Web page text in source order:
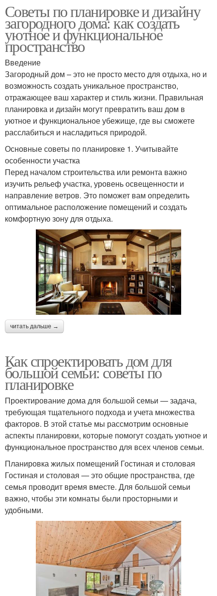
Советы по планировке и дизайну
загородного дома: как создать
уютное и функциональное
пространство
Введение
Загородный дом – это не просто место для отдыха, но и
возможность создать уникальное пространство,
отражающее ваш характер и стиль жизни. Правильная
планировка и дизайн могут превратить ваш дом в
уютное и функциональное убежище, где вы сможете
расслабиться и насладиться природой.
Основные советы по планировке 1. Учитывайте
особенности участка
Перед началом строительства или ремонта важно
изучить рельеф участка, уровень освещенности и
направление ветров. Это поможет вам определить
оптимальное расположение помещений и создать
комфортную зону для отдыха.
читать дальше →
Как спроектировать дом для
большой семьи: советы по
планировке
Проектирование дома для большой семьи — задача,
требующая тщательного подхода и учета множества
факторов. В этой статье мы рассмотрим основные
аспекты планировки, которые помогут создать уютное и
функциональное пространство для всех членов семьи.
Планировка жилых помещений Гостиная и столовая
Гостиная и столовая — это общие пространства, где
семья проводит время вместе. Для большой семьи
важно, чтобы эти комнаты были просторными и
удобными.